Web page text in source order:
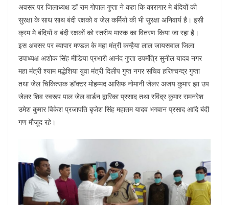
अवसर पर जिलाध्यक्ष डॉ राम गोपाल गुप्ता ने कहा कि कारागार मे बंदियों की
सुरक्षा के साथ साथ बंदी रक्षको व जेल कर्मियो की भी सुरक्षा अनिवार्य है। इसी
क्रम मे बंदियों व बंदी रक्षकों को स्तरीय मास्क का वितरण किया जा रहा है।
इस अवसर पर व्यापार मण्डल के महा मंत्री कन्हैया लाल जायसवाल जिला
उपाध्यक्ष अशोक सिंह मीडिया प्रभारी आनंद गुप्ता उपमंत्रि सुनील यादव नगर
महा मंत्री श्याम मद्धेशिया युवा मंत्री दिलीप गुप्त नगर सचिव हरिश्चन्द्र गुप्ता
तथा जेल चिकित्सक डॉक्टर मोहम्मद आसिफ नोमानी जेलर अजय कुमार झा उप
जेलर शिव स्वरूप पाल जेल वार्डन द्वारिका प्रसाद तथा रविंद्र कुमार रामनरेश
उमेश कुमार विकेश प्रजापति बृजेश सिंह महातम यादव भगवान प्रसाद आदि बंदी
गण मौजूद रहे।